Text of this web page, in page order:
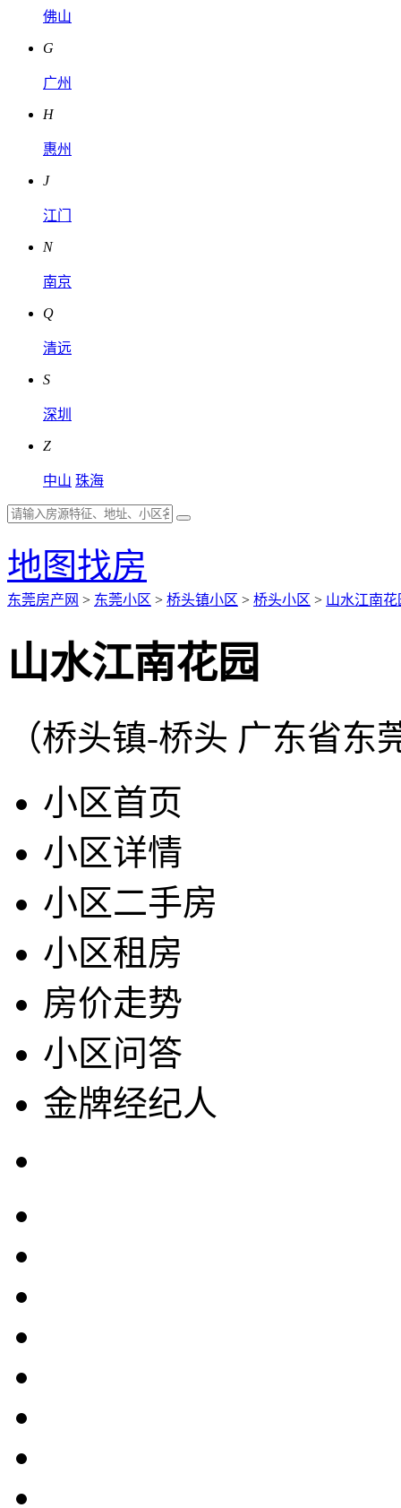
佛山
G
广州
H
惠州
J
江门
N
南京
Q
清远
S
深圳
Z
中山 珠海
地图找房
东莞房产网 > 东莞小区 > 桥头镇小区 > 桥头小区 > 山水江南花
山水江南花园
（桥头镇-桥头 广东省
小区首页
小区详情
小区二手房
小区租房
房价走势
小区问答
金牌经纪人